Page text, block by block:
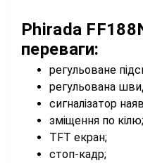
Phirada
переваги:
регульоване
регульована
сигналізатор
зміщення по кілю;
TFT екран;
стоп-кадр;